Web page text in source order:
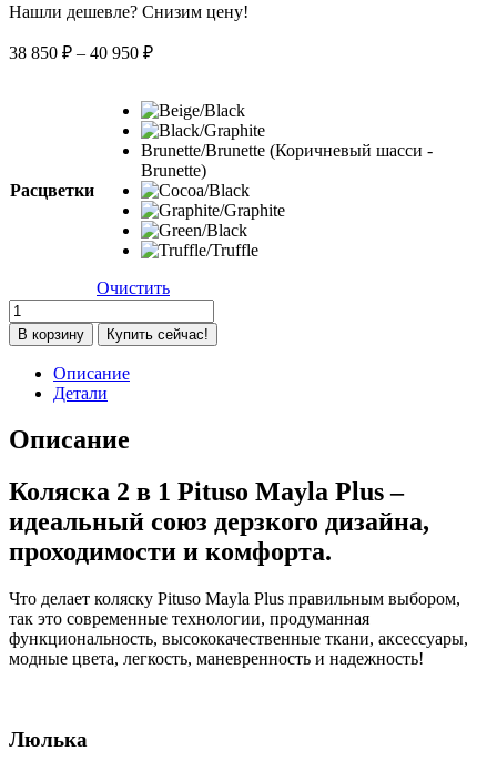
Нашли дешевле? Снизим цену!
38 850 ₽ – 40 950 ₽Диапазон
850 ₽
–
40
950 ₽
Расцветки
Brunette/Brunette (Коричневый шасси -
Brunette)
Очистить
Количество
товара
Коляска
Pituso
Mayla
Beige/Black
-
шасси
Black)
В корзину Купить сейчас!
Описание
Детали
Описание
Коляска 2 в 1 Pituso Mayla Plus –
идеальный союз дерзкого дизайна,
проходимости и комфорта.
Что делает коляску Pituso Mayla Plus правильным выбором,
так это современные технологии, продуманная
функциональность, высококачественные ткани, аксессуары,
модные цвета, легкость, маневренность и надежность!
Люлька